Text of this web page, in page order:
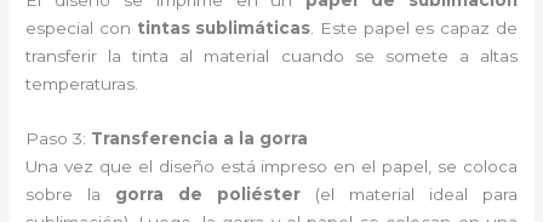
especial con tintas sublimáticas . Este papel es capaz de
transferir la tinta al material cuando se somete a altas
temperaturas.
Paso 3: Transferencia a la gorra
Una vez que el diseño está impreso en el papel, se coloca
sobre la gorra de poliéster (el material ideal para